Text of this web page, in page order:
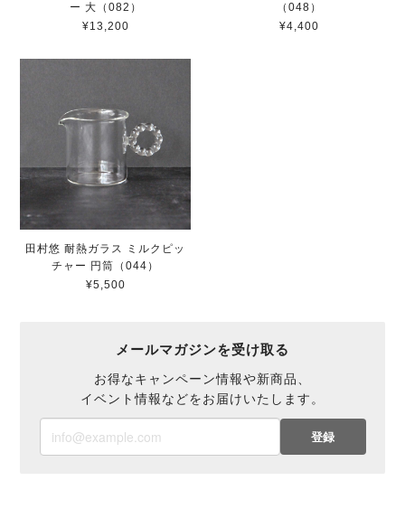
ー 大（082）
¥13,200
（048）
¥4,400
田村悠 耐熱ガラス ミルクピッ
チャー 円筒（044）
¥5,500
メールマガジンを受け取る
お得なキャンペーン情報や新商品、
イベント情報などをお届けいたします。
登録